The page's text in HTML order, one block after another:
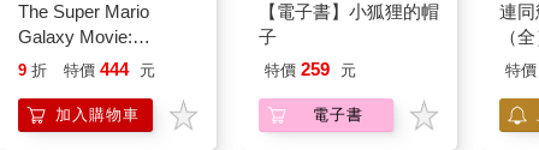
The Super Mario
Galaxy Movie:
Peach`s Birthday
Mario Galaxy Movie
Storybook
9 折 特價 444 元
加入購物車
【電子書】小狐狸的帽
子
特價 259 元
電子書
連
（
特價